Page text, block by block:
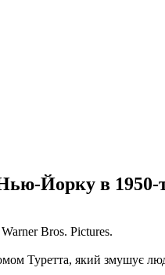
Йорку в 1950-
Bros. Pictures.
Туретта, який змушує